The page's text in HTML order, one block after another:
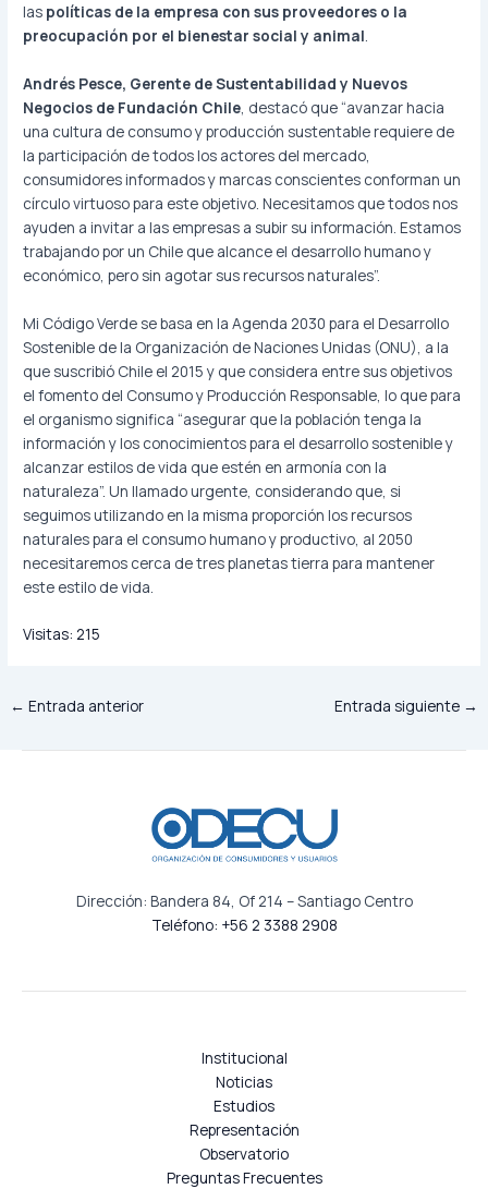
las políticas de la empresa con sus proveedores o la
preocupación por el bienestar social y animal.
Andrés Pesce, Gerente de Sustentabilidad y Nuevos
Negocios de Fundación Chile, destacó que “avanzar hacia
una cultura de consumo y producción sustentable requiere de
la participación de todos los actores del mercado,
consumidores informados y marcas conscientes conforman un
círculo virtuoso para este objetivo. Necesitamos que todos nos
ayuden a invitar a las empresas a subir su información. Estamos
trabajando por un Chile que alcance el desarrollo humano y
económico, pero sin agotar sus recursos naturales”.
Mi Código Verde se basa en la Agenda 2030 para el Desarrollo
Sostenible de la Organización de Naciones Unidas (ONU), a la
que suscribió Chile el 2015 y que considera entre sus objetivos
el fomento del Consumo y Producción Responsable, lo que para
el organismo significa “asegurar que la población tenga la
información y los conocimientos para el desarrollo sostenible y
alcanzar estilos de vida que estén en armonía con la
naturaleza”. Un llamado urgente, considerando que, si
seguimos utilizando en la misma proporción los recursos
naturales para el consumo humano y productivo, al 2050
necesitaremos cerca de tres planetas tierra para mantener
este estilo de vida.
Visitas: 215
← Entrada anterior Entrada siguiente →
Dirección: Bandera 84, Of 214 – Santiago Centro
Teléfono: +56 2 3388 2908
Institucional
Noticias
Estudios
Representación
Observatorio
Preguntas Frecuentes